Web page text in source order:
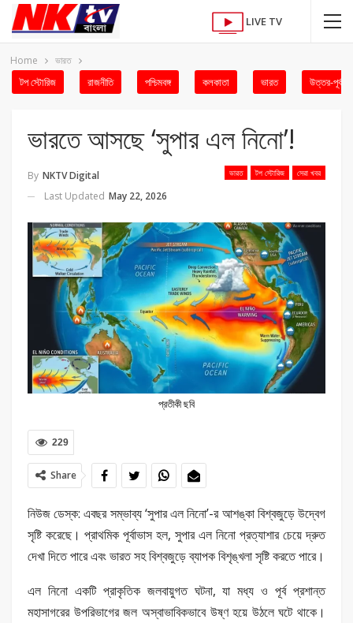
LIVE TV
Home ভারত
টপ স্টোরিজ রাজনীতি পশ্চিমবঙ্গ কলকাতা ভারত উত্তর-পূর্ব
ভারতে আসছে ‘সুপার এল নিনো’!
ভারত টপ স্টোরিজ সেরা খবর
By NKTV Digital
Last Updated May 22, 2026
প্রতীকী ছবি
229
Share
নিউজ ডেস্ক: এবছর সম্ভাব্য ‘সুপার এল নিনো’-র আশঙ্কা বিশ্বজুড়ে উদ্বেগ
সৃষ্টি করেছে। প্রাথমিক পূর্বাভাস হল, সুপার এল নিনো প্রত্যাশার চেয়ে দ্রুত
দেখা দিতে পারে এবং ভারত সহ বিশ্বজুড়ে ব্যাপক বিশৃঙ্খলা সৃষ্টি করতে পারে।
এল নিনো একটি প্রাকৃতিক জলবায়ুগত ঘটনা, যা মধ্য ও পূর্ব প্রশান্ত
মহাসাগরের উপরিভাগের জল অস্বাভাবিকভাবে উষ্ণ হয়ে উঠলে ঘটে থাকে।